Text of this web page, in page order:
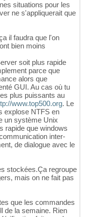
situations pour les
ne s'appliquerait que
il faudra que l'on
bien moins
soit plus rapide
parce que
alors que
GUI. Au cas où tu
plus puissants au
www.top500.org. Le
explose NTFS en
un système Unix
rapide que windows
inter-
de dialogue avec le
stockées.Ça regroupe
mais on ne fait pas
que les commandes
de la semaine. Rien